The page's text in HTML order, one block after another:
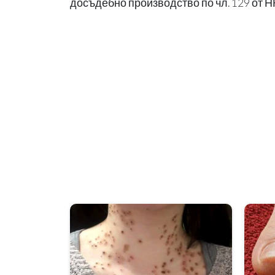
досъдебно производство по чл. 129 от